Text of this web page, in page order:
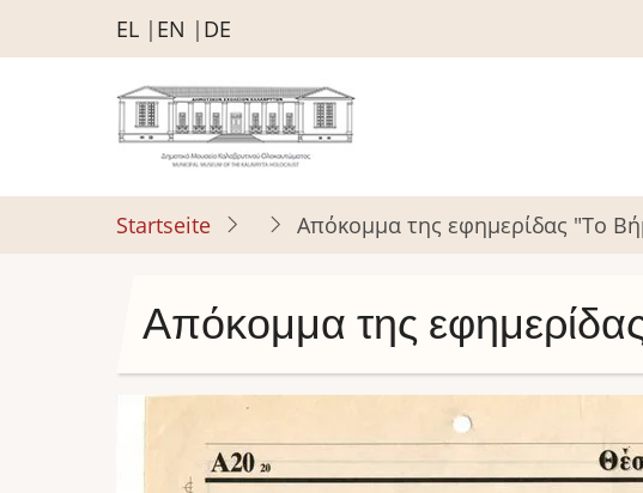
zum
EL EN DE
Startseite Απόκομμα της εφημερίδας "Το
Απόκομμα της